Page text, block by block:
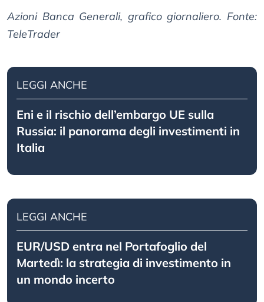
Azioni Banca Generali, grafico giornaliero. Fonte:
TeleTrader
LEGGI ANCHE
Eni e il rischio dell’embargo UE sulla
Russia: il panorama degli investimenti in
Italia
LEGGI ANCHE
EUR/USD entra nel Portafoglio del
Martedì: la strategia di investimento in
un mondo incerto